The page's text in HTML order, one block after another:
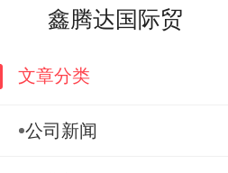
文章分类
公司新闻